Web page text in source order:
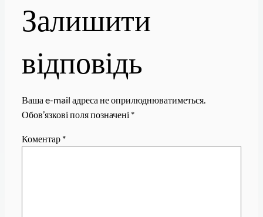
Залишити
відповідь
Ваша e-mail адреса не оприлюднюватиметься.
Обов’язкові поля позначені *
Коментар *